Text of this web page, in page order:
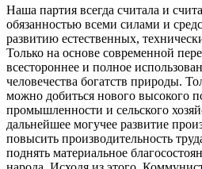
Наша партия всегда считала и
обязанностью всеми силами и
развитию естественных,
Только на основе современной
всестороннее и полное
человечества богатств природы.
можно добиться нового высокого
промышленности и сельского
дальнейшее могучее развитие
повысить производительность
поднять материальное